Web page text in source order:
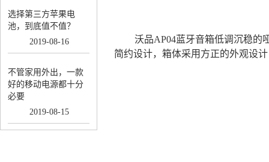
选择第三方苹果电
池，到底值不值？
2019-08-16
不管家用外出，一款
好的移动电源都十分
必要
2019-08-15
沃品AP04蓝牙音箱低调沉稳的
简约设计，箱体采用方正的外观设